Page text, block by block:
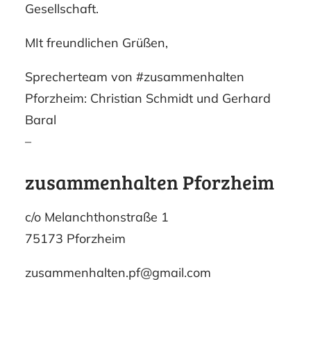
Gesellschaft.
MIt freundlichen Grüßen,
Sprecherteam von #zusammenhalten
Pforzheim: Christian Schmidt und Gerhard
Baral
–
zusammenhalten Pforzheim
c/o Melanchthonstraße 1
75173 Pforzheim
zusammenhalten.pf@gmail.com